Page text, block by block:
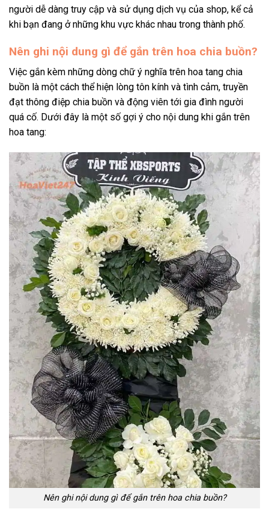
người dễ dàng truy cập và sử dụng dịch vụ của shop, kể cả
khi bạn đang ở những khu vực khác nhau trong thành phố.
Nên ghi nội dung gì để gắn trên hoa chia buồn?
Việc gắn kèm những dòng chữ ý nghĩa trên hoa tang chia
buồn là một cách thể hiện lòng tôn kính và tình cảm, truyền
đạt thông điệp chia buồn và động viên tới gia đình người
quá cố. Dưới đây là một số gợi ý cho nội dung khi gắn trên
hoa tang:
Nên ghi nội dung gì để gắn trên hoa chia buồn?